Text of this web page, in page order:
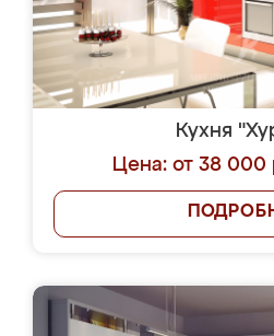
Кухня
Цена: от 38 000